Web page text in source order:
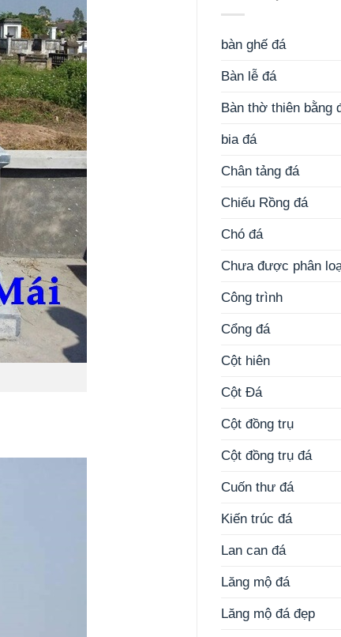
bàn ghế đá
Bàn lễ đá
Bàn thờ thiên bằng
bia đá
Chân tảng đá
Chiếu Rồng đá
Chó đá
Chưa được phân
Công trình
Cổng đá
Cột hiên
Cột Đá
Cột đồng trụ
Cột đồng trụ đá
Cuốn thư đá
Kiến trúc đá
Lan can đá
Lăng mộ đá
Lăng mộ đá đẹp